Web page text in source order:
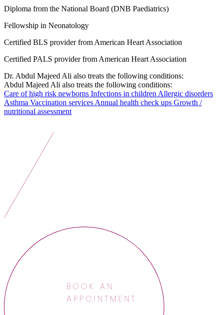
Diploma from the National Board (DNB Paediatrics)
Fellowship in Neonatology
Certified BLS provider from American Heart Association
Certified PALS provider from American Heart Association
Dr. Abdul Majeed Ali also treats the following conditions:
Abdul Majeed Ali also treats the following conditions:
Care of high risk newborns Infections in children Allergic disorders
Asthma Vaccination services Annual health check ups Growth /
nutritional assessment
BOOK AN
APPOINTMENT